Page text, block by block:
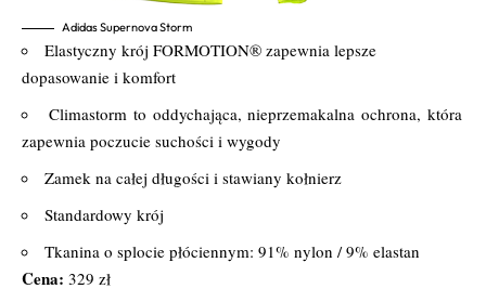
Adidas Supernova Storm
Elastyczny krój FORMOTION® zapewnia lepsze
dopasowanie i komfort
Climastorm to oddychająca, nieprzemakalna ochrona, która
zapewnia poczucie suchości i wygody
Zamek na całej długości i stawiany kołnierz
Standardowy krój
Tkanina o splocie płóciennym: 91% nylon / 9% elastan
Cena: 329 zł